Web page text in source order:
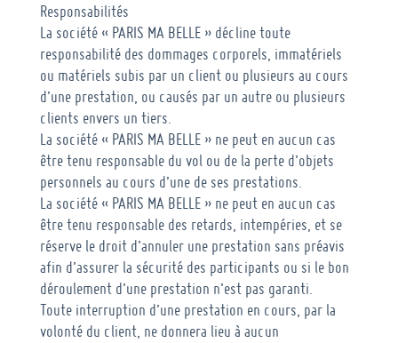
Responsabilités
La société « PARIS MA BELLE » décline toute
responsabilité des dommages corporels, immatériels
ou matériels subis par un client ou plusieurs au cours
d’une prestation, ou causés par un autre ou plusieurs
clients envers un tiers.
La société « PARIS MA BELLE » ne peut en aucun cas
être tenu responsable du vol ou de la perte d’objets
personnels au cours d’une de ses prestations.
La société « PARIS MA BELLE » ne peut en aucun cas
être tenu responsable des retards, intempéries, et se
réserve le droit d’annuler une prestation sans préavis
afin d’assurer la sécurité des participants ou si le bon
déroulement d’une prestation n’est pas garanti.
Toute interruption d’une prestation en cours, par la
volonté du client, ne donnera lieu à aucun